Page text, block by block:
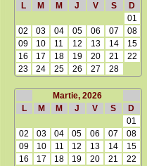
L
M M J V S
D
01
02
03 04 05 06 07
08
09
10 11 12 13 14
15
16
17 18 19 20 21
22
23
24 25 26 27 28
Martie, 2026
L
M M J V S
D
01
02
03 04 05 06 07
08
09
10 11 12 13 14
15
16
17 18 19 20 21
22